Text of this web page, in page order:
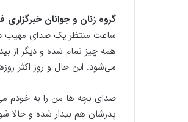
گروه زنان و جوانان خبرگزاری
ساعت منتظر یک صدای مهیب
همه چیز تمام شده و دیگر از
می‌شود. این حال و روز اکثر
صدای بچه ها من را به خودم
پدرشان هم بیدار شده و حالا